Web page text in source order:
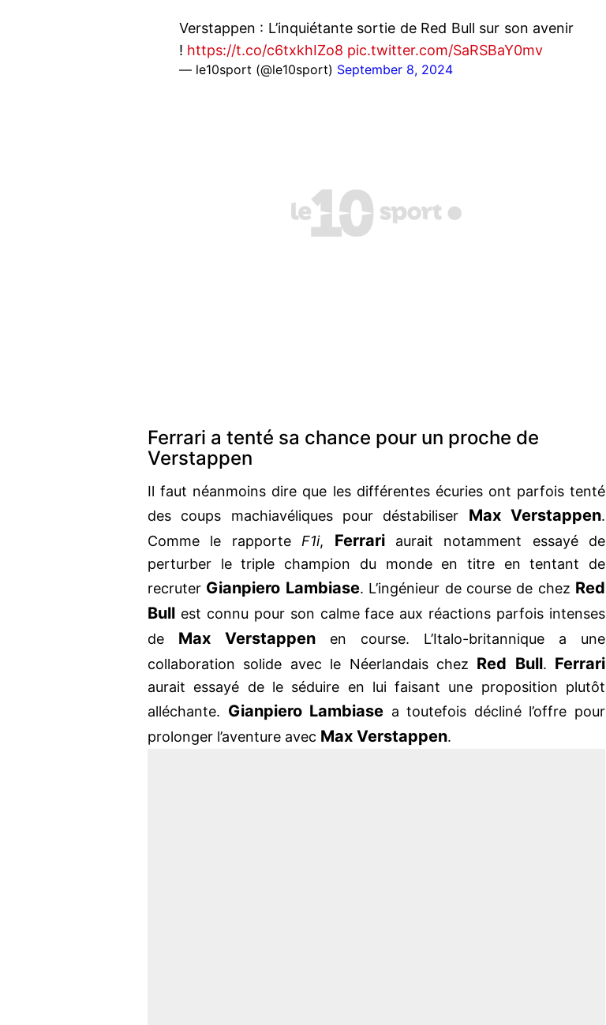
Verstappen : L’inquiétante sortie de Red Bull sur son avenir
! https://t.co/c6txkhIZo8 pic.twitter.com/SaRSBaY0mv
— le10sport (@le10sport) September 8, 2024
Ferrari a tenté sa chance pour un proche de
Verstappen
Il faut néanmoins dire que les différentes écuries ont parfois tenté
des coups machiavéliques pour déstabiliser Max Verstappen.
Comme le rapporteF1i, Ferrari
aurait notamment essayé de
perturber le triple champion du monde en titre en tentant de
recruter Gianpiero Lambiase. L’ingénieur de course de chez Red
Bull est connu pour son calme face aux réactions parfois intenses
de Max Verstappen en course. L’Italo-britannique a une
collaboration solide avec le Néerlandais chez Red Bull. Ferrari
aurait essayé de le séduire en lui faisant une proposition plutôt
alléchante. Gianpiero Lambiase a toutefois décliné l’offre pour
prolonger l’aventure avec Max Verstappen.